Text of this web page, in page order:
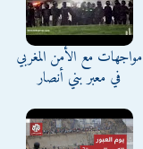
مواجهات مع الأمن المغربي
في معبر بني أنصار